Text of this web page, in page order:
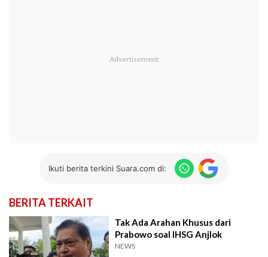
Ikuti berita terkini Suara.com di:
BERITA TERKAIT
Tak Ada Arahan Khusus dari
Prabowo soal IHSG Anjlok
NEWS